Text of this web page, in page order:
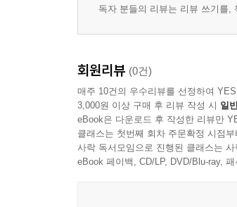
독자 분들의 리뷰는 리뷰 쓰기를,
회원리뷰 (0건)
매주 10건의 우수리뷰를 선정하여
3,000원 이상 구매 후 리뷰 작성 시 일
eBook은 다운로드 후 작성한 리뷰만
클래스는 첫번째 회차 주문확정 시점
사락 독서모임으로 진행된 클래스는
eBook 페이백, CD/LP, DVD/Blu-ray,